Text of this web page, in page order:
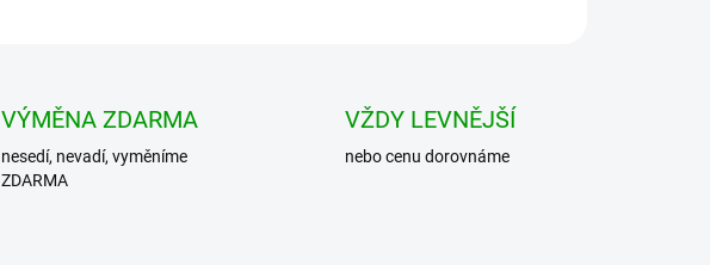
VÝMĚNA ZDARMA
nesedí, nevadí, vyměníme
ZDARMA
VŽDY LEVNĚJŠÍ
nebo cenu dorovnáme